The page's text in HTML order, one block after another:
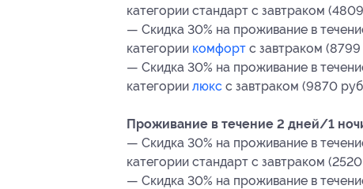
категории стандарт с завтраком
— Скидка 30% на проживание в
категории комфорт с завтраком
— Скидка 30% на проживание в
категории люкс с завтраком (9870
Проживание в течение 2 дней/1
— Скидка 30% на проживание в
категории стандарт с завтраком
— Скидка 30% на проживание в